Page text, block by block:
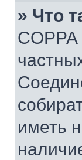
» Что
иметь